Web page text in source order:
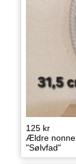
125 kr
Ældre nonne
"Sølvfad"